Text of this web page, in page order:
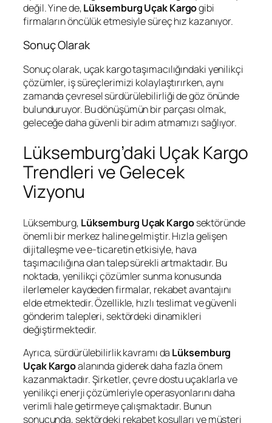
değil. Yine de,Lüksemburg Uçak Kargogibi
firmaların öncülük etmesiyle süreç hız kazanıyor.
Sonuç Olarak
Sonuç olarak, uçak kargo taşımacılığındaki yenilikçi
çözümler, iş süreçlerimizi kolaylaştırırken, aynı
zamanda çevresel sürdürülebilirliği de göz önünde
bulunduruyor. Bu dönüşümün bir parçası olmak,
geleceğe daha güvenli bir adım atmamızı sağlıyor.
Lüksemburg’daki Uçak Kargo
Trendleri ve Gelecek
Vizyonu
Lüksemburg, Lüksemburg Uçak Kargosektöründe
önemli bir merkez haline gelmiştir. Hızla gelişen
dijitalleşme ve e-ticaretin etkisiyle, hava
taşımacılığına olan talep sürekli artmaktadır. Bu
noktada, yenilikçi çözümler sunma konusunda
ilerlemeler kaydeden firmalar, rekabet avantajını
elde etmektedir. Özellikle, hızlı teslimat ve güvenli
gönderim talepleri, sektördeki dinamikleri
değiştirmektedir.
Ayrıca, sürdürülebilirlik kavramı da Lüksemburg
Uçak Kargoalanında giderek daha fazla önem
kazanmaktadır. Şirketler, çevre dostu uçaklarla ve
yenilikçi enerji çözümleriyle operasyonlarını daha
verimli hale getirmeye çalışmaktadır. Bunun
sonucunda, sektördeki rekabet koşulları ve müşteri